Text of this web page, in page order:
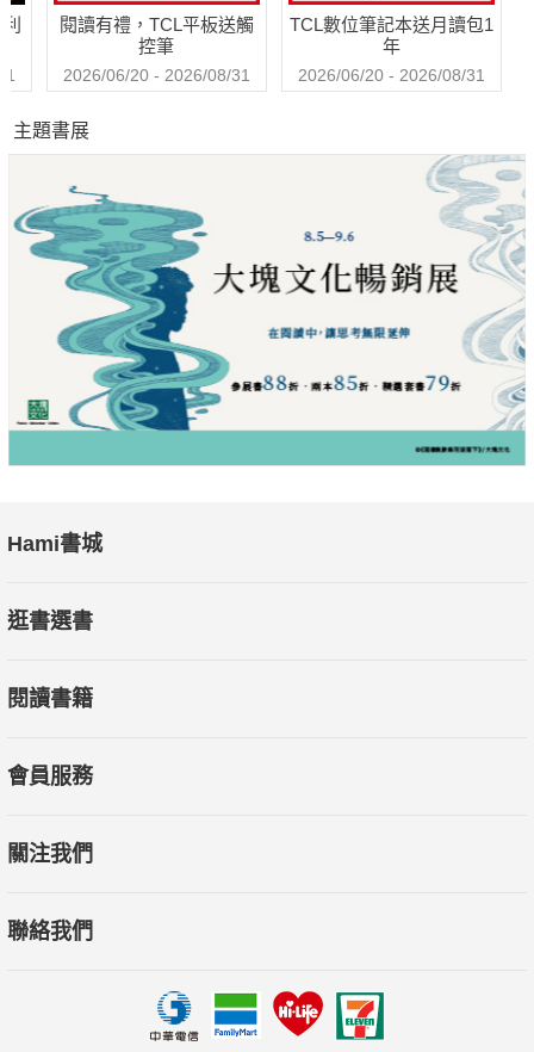
閱讀有禮，TCL平板送觸
控筆
2026/06/20 - 2026/08/31
TCL數位筆記本送月讀包1
年
2026/06/20 - 2026/08/31
主題書展
Hami書城
逛書選書
閱讀書籍
會員服務
關注我們
聯絡我們